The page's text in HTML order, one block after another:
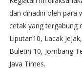
dan dihadiri oleh para
cetak yang tergabung
Liputan10, Lacak
Buletin 10, Jombang
Java Times.